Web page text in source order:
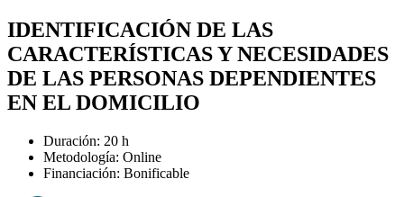
IDENTIFICACIÓN DE LAS
CARACTERÍSTICAS Y NECESIDADES
DE LAS PERSONAS DEPENDIENTES
EN EL DOMICILIO
Duración: 20 h
Metodología: Online
Financiación: Bonificable